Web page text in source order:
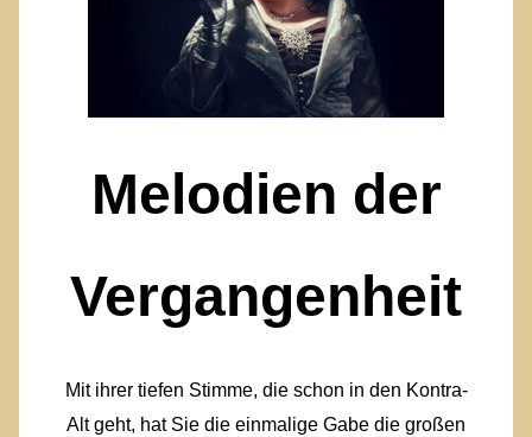
Melodien der
Vergangenheit
Mit ihrer tiefen Stimme, die schon in den Kontra-
Alt geht, hat Sie die einmalige Gabe die großen